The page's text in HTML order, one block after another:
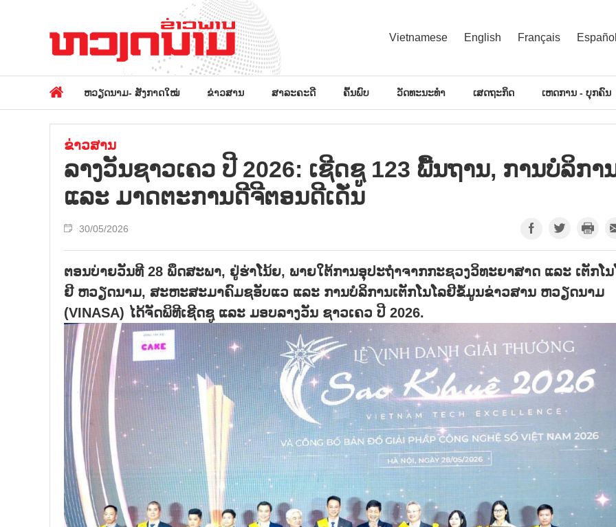
Vietnamese English Français
ຫວຽດນາມ- ສັງກາດໃໝ່ ຂ່າວສານ ສາລະຄະດີ ຄົ້ນພົບ ວັດທະນະທຳ ເສດຖະກິດ ເຫດການ - ບຸກຄົນ
ຂ່າວສານ
ລາງວັນ​ຊາວ​ເຄວ ປີ 2026: ເຊ​ີດ​ຊູ 123 ພື້ນ​ຖານ, ການ​ບໍ​ລິ​ກາ
ແລະ ມາດ​ຕະ​ການ​ດີ​ຈີ​ຕອນ​ດີ​ເດັ່ນ
30/05/2026
ຕອນ​ບ່າຍ​ວັນ​ທີ 28 ພຶ​ດ​ສະ​ພາ, ຢູ່​ຮ່າ​ໂນ້ຍ, ພາຍ​ໃຕ້​ການ​ອຸ​ປະ​ຖຳ​ຈາກ​ກະ​ຊວງວິ​ທະ​ຍາ​ສາດ ແລະ ເຕັກ​ໂນ​
ຢີ ຫວຽດ​ນາມ, ສະ​ຫະ​ສະ​ມາ​ຄົມ​ຊ​ອັບ​ແວ ແລະ ການ​ບໍ​ລິ​ການ​ເຕັກ​ໂນ​ໂລ​ຢີ​ຂໍ້​ມູນ​ຂ່າວ​ສານ ຫວຽດ​ນາມ
(VINASA) ໄດ້​ຈັດ​ພິ​ທີ​ເຊີດ​ຊູ ແລະ ມອບ​ລາງວັນ ຊາວ​ເຄວ ປີ 2026.